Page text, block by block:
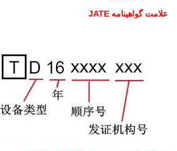
علامت گواهینامه JATE